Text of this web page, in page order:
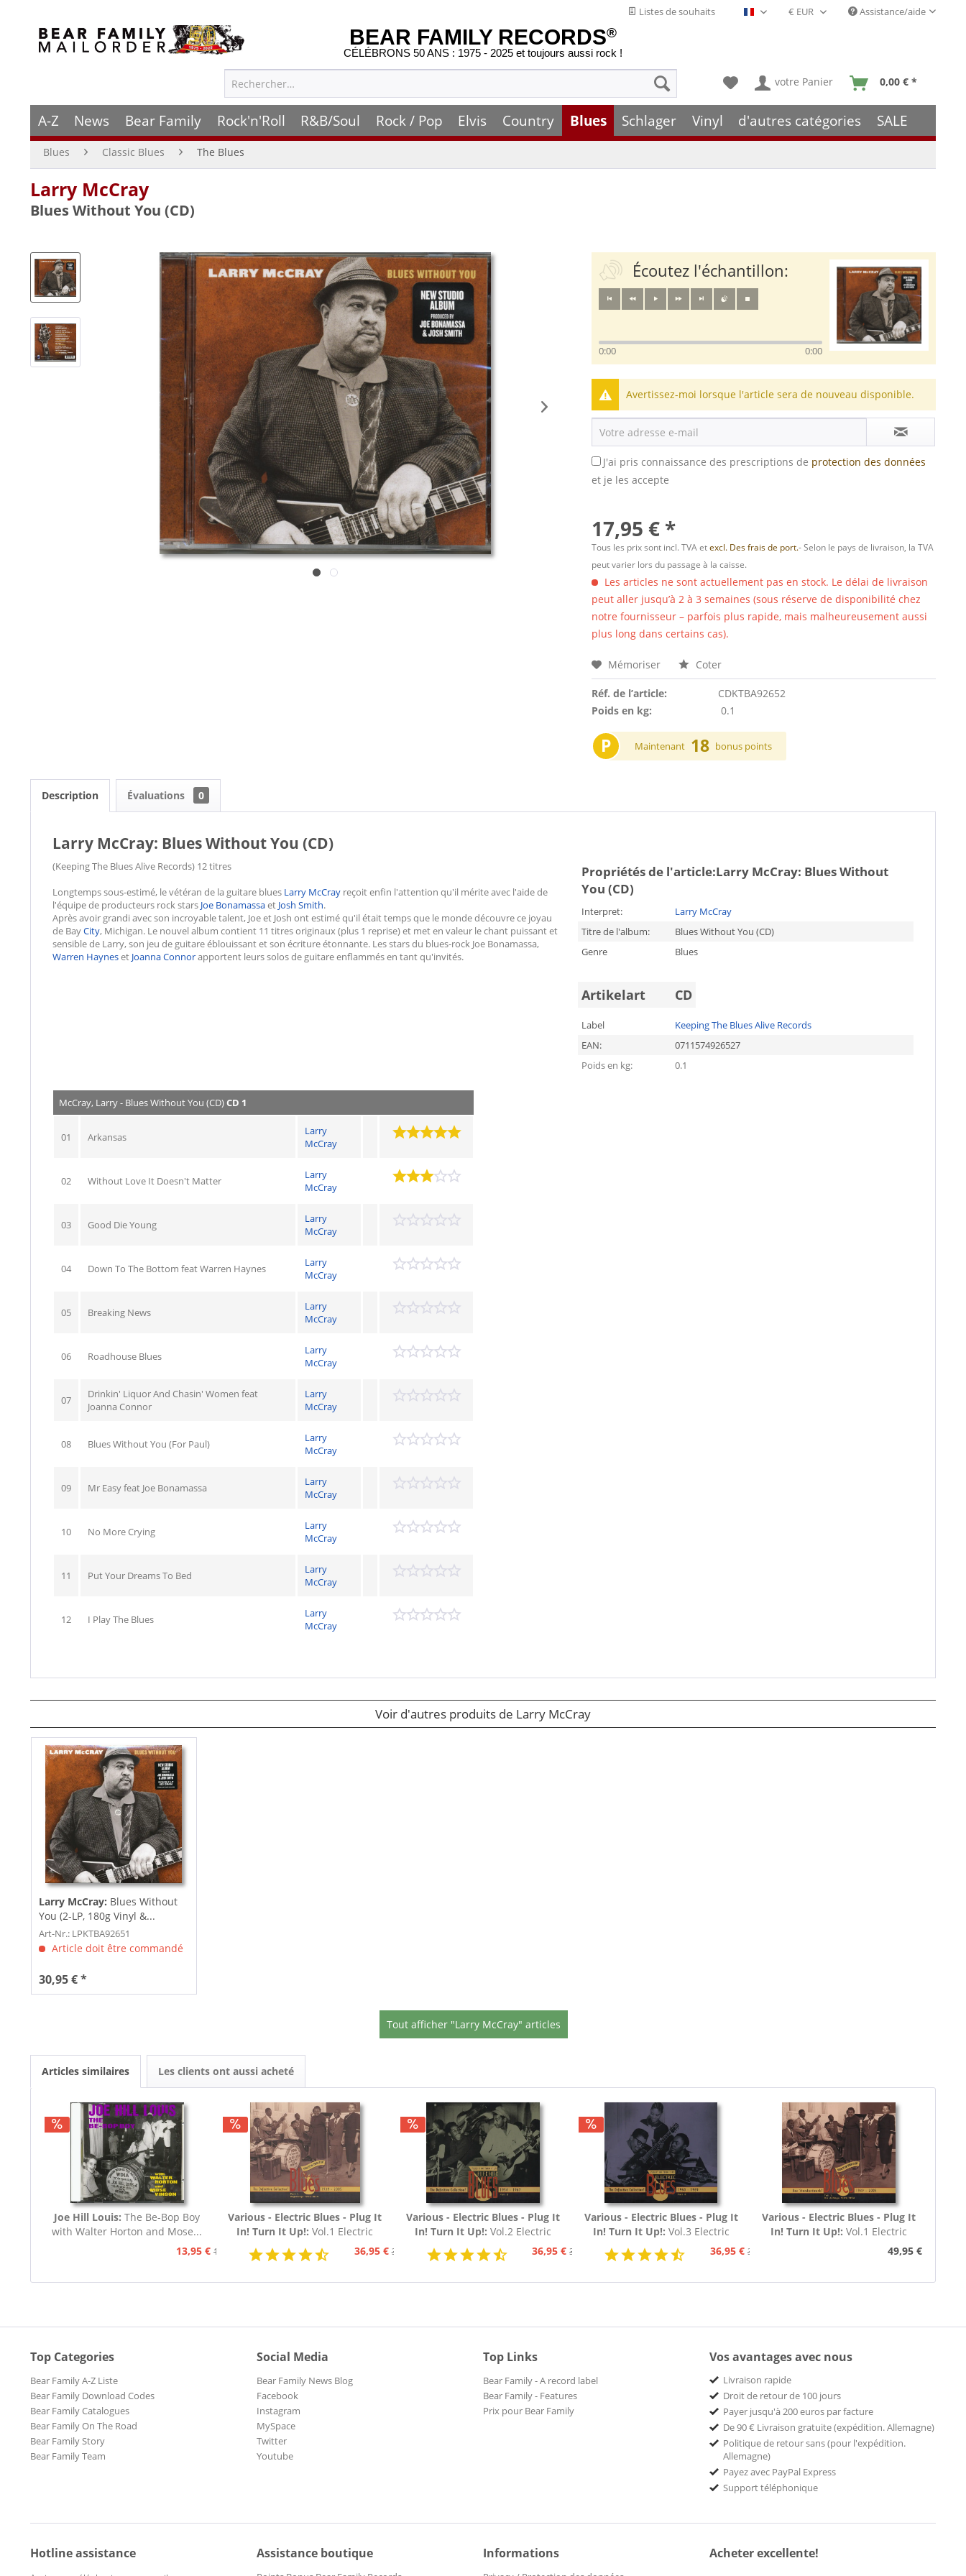
Listes de souhaits Français- FR Assistance/aide
BEAR FAMILY RECORDS®
CÉLÉBRONS 50 ANS : 1975 - 2025 et toujours aussi rock !
votre Panier 0,00 € *
A-Z News Bear Family Rock'n'Roll R&B/Soul Rock / Pop Elvis Country Blues Schlager Vinyl d'autres catégories SALE
Blues Classic Blues The Blues
Larry McCray
Blues Without You (CD)
Écoutez l'échantillon:
0:00 0:00
Avertissez-moi lorsque l'article sera de nouveau disponible.
J'ai pris connaissance des prescriptions de protection des données
et je les accepte
17,95 € *
Tous les prix sont incl. TVA etexcl. Des frais de port.- Selon le pays de livraison, la TVA
peut varier lors du passage à la caisse.
Les articles ne sont actuellement pas en stock. Le délai de livraison
peut aller jusqu’à 2 à 3 semaines (sous réserve de disponibilité chez
notre fournisseur – parfois plus rapide, mais malheureusement aussi
plus long dans certains cas).
Mémoriser Coter
Réf. de l’article:
CDKTBA92652
Poids en kg:
0.1
P Maintenant 18 bonus points
Description Évaluations 0
Larry McCray: Blues Without You (CD)
(Keeping The Blues Alive Records) 12 titres
Longtemps sous-estimé, le vétéran de la guitare blues Larry McCray reçoit enfin l'attention qu'il mérite avec l'aide de
l'équipe de producteurs rock stars Joe Bonamassaet Josh Smith.
Après avoir grandi avec son incroyable talent, Joe et Josh ont estimé qu'il était temps que le monde découvre ce joyau
de BayCity, Michigan. Le nouvel album contient 11 titres originaux (plus 1 reprise) et met en valeur le chant puissant et
sensible de Larry, son jeu de guitare éblouissant et son écriture étonnante. Les stars du blues-rock Joe Bonamassa,
Warren Hayneset Joanna Connorapportent leurs solos de guitare enflammés en tant qu'invités.
Propriétés de l'article:Larry McCray: Blues Without
You (CD)
Interpret:
Larry McCray
Titre de l'album:
Blues Without You (CD)
Genre
Blues
Artikelart CD
Label
Keeping The Blues Alive Records
EAN:
0711574926527
Poids en kg:
0.1
McCray, Larry - Blues Without You (CD)CD 1
01 Arkansas
Larry
McCray
02 Without Love It Doesn't Matter
Larry
McCray
03 Good Die Young
Larry
McCray
04 Down To The Bottom feat Warren Haynes
Larry
McCray
05 Breaking News
Larry
McCray
06 Roadhouse Blues
Larry
McCray
07
Drinkin' Liquor And Chasin' Women feat
Joanna Connor
Larry
McCray
08 Blues Without You (For Paul)
Larry
McCray
09 Mr Easy feat Joe Bonamassa
Larry
McCray
10 No More Crying
Larry
McCray
11 Put Your Dreams To Bed
Larry
McCray
12 I Play The Blues
Larry
McCray
Voir d'autres produits de Larry McCray
Larry McCray: Blues Without
You (2-LP, 180g Vinyl &...
Art-Nr.: LPKTBA92651
Article doit être commandé
30,95 € *
Tout afficher "Larry McCray" articles
Articles similaires Les clients ont aussi acheté
Joe Hill Louis: The Be-Bop Boy
with Walter Horton and Mose...
13,95 € 15,95 €
Various - Electric Blues - Plug It
In! Turn It Up!: Vol.1 Electric
Blues 1939 - 1954 (3-CD)36,95 € 39,95 €
Various - Electric Blues - Plug It
In! Turn It Up!: Vol.2 Electric
Blues 1954 - 1967 (3-CD)36,95 € 39,95 €
Various - Electric Blues - Plug It
In! Turn It Up!: Vol.3 Electric
Blues 1960 - 1969 (3-CD)36,95 € 39,95 €
Various - Electric Blues - Plug It
In! Turn It Up!: Vol.1 Electric
Blues 1939 - 1954 (Deutsch)49,95 €
Top Categories
Bear Family A-Z Liste
Bear Family Download Codes
Bear Family Catalogues
Bear Family On The Road
Bear Family Story
Bear Family Team
Social Media
Bear Family News Blog
Facebook
Instagram
MySpace
Twitter
Youtube
Top Links
Bear Family - A record label
Bear Family - Features
Prix pour Bear Family
Vos avantages avec nous
Livraison rapide
Droit de retour de 100 jours
Payer jusqu'à 200 euros par facture
De 90 € Livraison gratuite (expédition. Allemagne)
Politique de retour sans (pour l'expédition.
Allemagne)
Payez avec PayPal Express
Support téléphonique
Hotline assistance Assistance boutique Informations Acheter excellente!